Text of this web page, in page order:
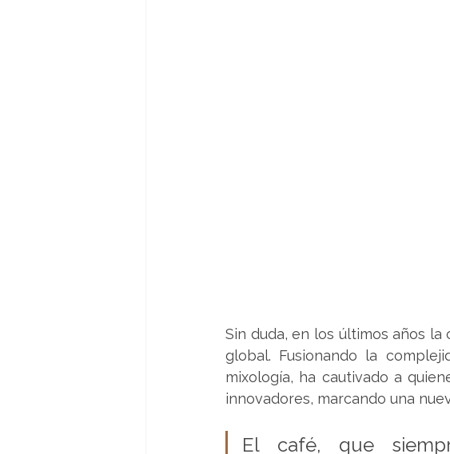
Sin duda, en los últimos años
global. Fusionando la
mixología, ha cautivado a
innovadores, marcando una
El café, que